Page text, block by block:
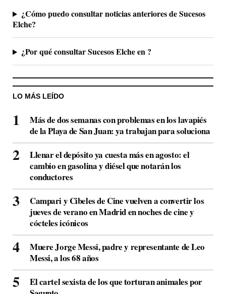
¿Cómo puedo consultar noticias anteriores de Sucesos
Elche?
¿Por qué consultar Sucesos Elche en ?
LO MÁS LEÍDO
Más de dos semanas con problemas en los lavapiés
de la Playa de San Juan: ya trabajan para soluciona
Llenar el depósito ya cuesta más en agosto: el
cambio en gasolina y diésel que notarán los
conductores
Campari y Cibeles de Cine vuelven a convertir los
jueves de verano en Madrid en noches de cine y
cócteles icónicos
Muere Jorge Messi, padre y representante de Leo
Messi, a los 68 años
El cartel sexista de los que torturan animales por